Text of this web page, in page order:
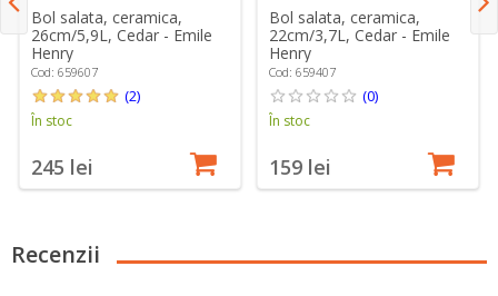
Bol salata, ceramica,
26cm/5,9L, Cedar - Emile
Henry
Cod: 659607
(2)
În stoc
245 lei
Bol salata, ceramica,
22cm/3,7L, Cedar - Emile
Henry
Cod: 659407
(0)
În stoc
159 lei
Recenzii